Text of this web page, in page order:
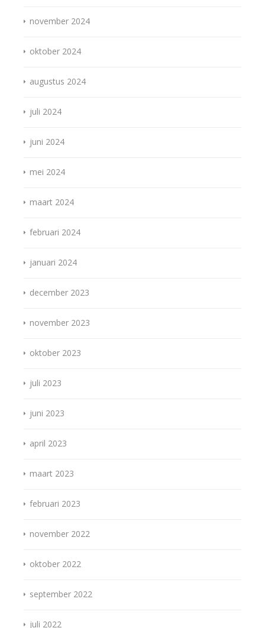
november 2024
oktober 2024
augustus 2024
juli 2024
juni 2024
mei 2024
maart 2024
februari 2024
januari 2024
december 2023
november 2023
oktober 2023
juli 2023
juni 2023
april 2023
maart 2023
februari 2023
november 2022
oktober 2022
september 2022
juli 2022